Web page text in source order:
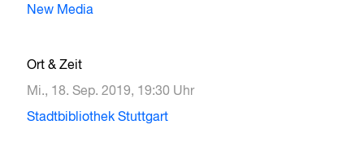
New Media
Ort & Zeit
Mi., 18. Sep. 2019, 19:30 Uhr
Stadtbibliothek Stuttgart